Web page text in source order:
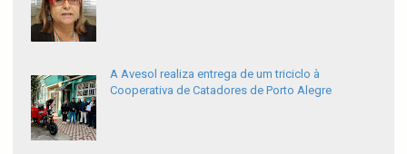
A Avesol realiza entrega de um triciclo à
Cooperativa de Catadores de Porto Alegre